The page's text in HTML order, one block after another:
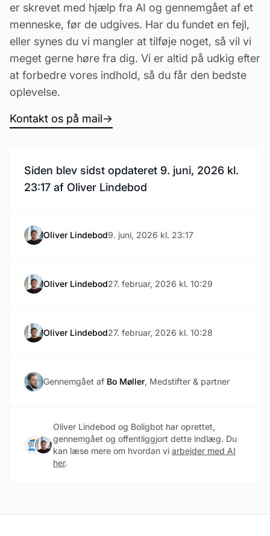
er skrevet med hjælp fra AI og gennemgået af et
menneske, før de udgives. Har du fundet en fejl,
eller synes du vi mangler at tilføje noget, så vil vi
meget gerne høre fra dig. Vi er altid på udkig efter
at forbedre vores indhold, så du får den bedste
oplevelse.
Kontakt os på mail→
Siden blev sidst opdateret 9. juni, 2026 kl.
23:17 af Oliver Lindebod
Oliver Lindebod9. juni, 2026 kl. 23:17
Oliver Lindebod27. februar, 2026 kl. 10:29
Oliver Lindebod27. februar, 2026 kl. 10:28
Gennemgået af Bo Møller, Medstifter & partner
Oliver Lindebod og Boligbot har oprettet,
gennemgået og offentliggjort dette indlæg. Du
kan læse mere om hvordan vi arbejder med AI
her.